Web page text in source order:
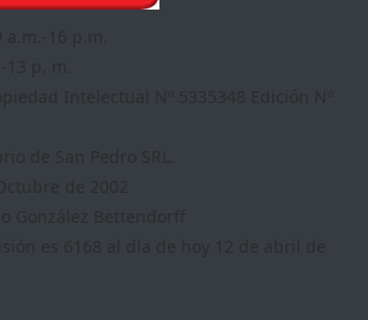
a.m.-16 p.m.
p. m.
Intelectual Nº 5335348 Edición Nº
de San Pedro SRL.
de 2002
González Bettendorff
es 6168 al día de hoy 12 de abril de